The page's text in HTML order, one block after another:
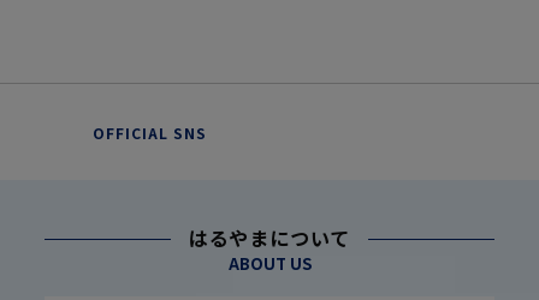
OFFICIAL SNS
はるやまについて
ABOUT US